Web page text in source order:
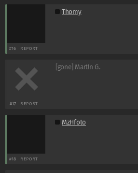
Thomy
#16 REPORT
[gone] Mart!n G.
#17 REPORT
MzHfoto
#18 REPORT